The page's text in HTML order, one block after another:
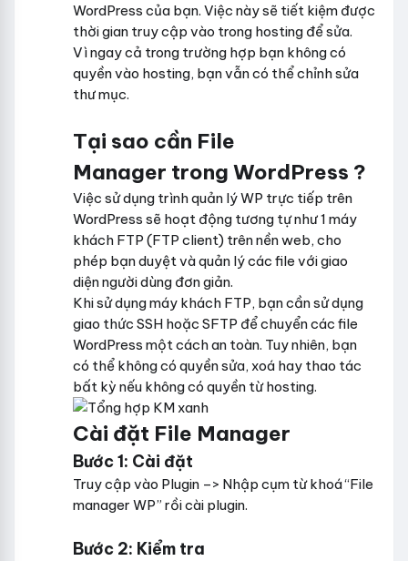
WordPress của bạn. Việc này sẽ tiết kiệm được
thời gian truy cập vào trong hosting để sửa.
Vì ngay cả trong trường hợp bạn không có
quyền vào hosting, bạn vẫn có thể chỉnh sửa
thư mục.
Tại sao cần File
Manager trong WordPress ?
Việc sử dụng trình quản lý WP trực tiếp trên
WordPress sẽ hoạt động tương tự như 1 máy
khách FTP (FTP client) trên nền web, cho
phép bạn duyệt và quản lý các file với giao
diện người dùng đơn giản.
Khi sử dụng máy khách FTP, bạn cần sử dụng
giao thức SSH hoặc SFTP để chuyển các file
WordPress một cách an toàn. Tuy nhiên, bạn
có thể không có quyền sửa, xoá hay thao tác
bất kỳ nếu không có quyền từ hosting.
Cài đặt File Manager
Bước 1: Cài đặt
Truy cập vào Plugin –> Nhập cụm từ khoá “File
manager WP” rồi cài plugin.
Bước 2: Kiểm tra